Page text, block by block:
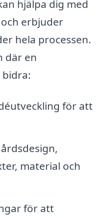
hjälpa dig med
erbjuder
hela processen.
där en
för att
material och
för att